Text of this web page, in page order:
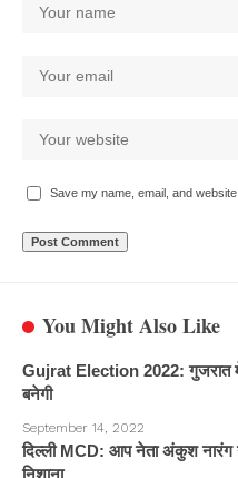
Save my name, email, and
You Might Also Like
Gujrat Election 2022: गुजरात
बनेगी
September 14, 2022
दिल्ली MCD: आप नेता अंकुश नारंग
निशाना